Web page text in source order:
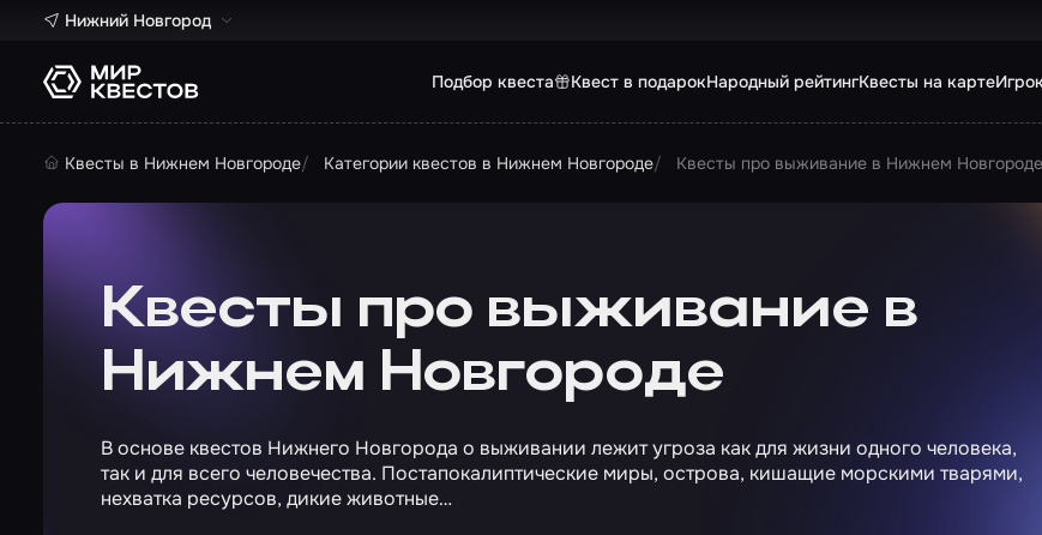
Нижний Новгород
Подбор квеста Квест в подарокНародный рейтингКвесты на карте
Квесты в Нижнем Новгороде Категории квестов в Нижнем Новгороде Квесты про выживание в Нижнем Новгороде
Квесты про выживание в
Нижнем Новгороде
В основе квестов Нижнего Новгорода о выживании лежит угроза как для жизни одного человека,
так и для всего человечества. Постапокалиптические миры, острова, кишащие морскими тварями,
нехватка ресурсов, дикие животные…